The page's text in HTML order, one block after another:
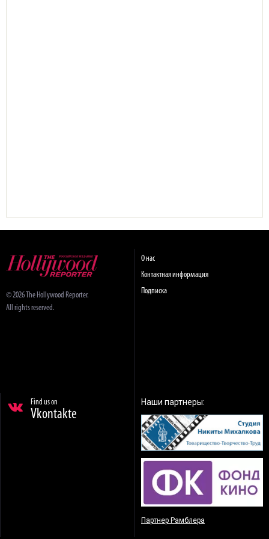
© 2026 The Hollywood Reporter.
All rights reserved.
О нас
Контактная информация
Подписка
Find us on
Vkontakte
Наши партнеры:
Партнер Рамблера